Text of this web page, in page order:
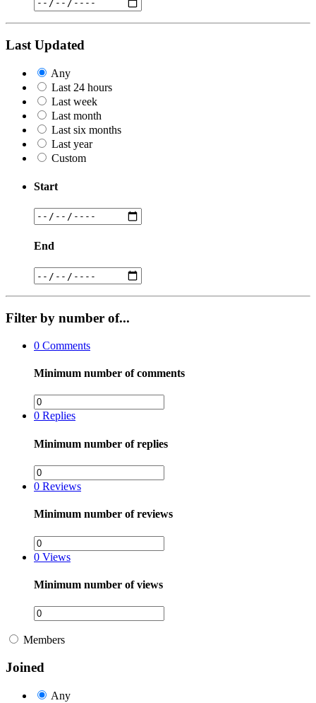
Last Updated
Any
Last 24 hours
Last week
Last month
Last six months
Last year
Custom
Start
End
Filter by number of...
0 Comments
Minimum number of comments
0 Replies
Minimum number of replies
0 Reviews
Minimum number of reviews
0 Views
Minimum number of views
Members
Joined
Any